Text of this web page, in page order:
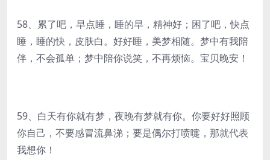
58、累了吧，早点睡，睡的早，精神好；困了吧，快点
睡，睡的快，皮肤白。好好睡，美梦相随。梦中有我陪
伴，不会孤单；梦中陪你说笑，不再烦恼。宝贝晚安！
59、白天有你就有梦，夜晚有梦就有你。你要好好照顾
你自己，不要感冒流鼻涕；要是偶尔打喷嚏，那就代表
我想你！